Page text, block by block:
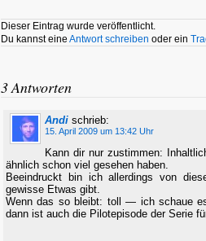
Dieser Eintrag wurde veröffentlicht.
Du kannst eine Antwort schreiben oder ein
3 Antworten
Andi schrieb:
15. April 2009 um 13:42 Uhr
Kann dir nur zustimmen:
ähnlich schon viel gesehen haben.
Beeindruckt bin ich allerdings von
gewisse Etwas gibt.
Wenn das so bleibt: toll — ich schaue
dann ist auch die Pilotepisode der Serie